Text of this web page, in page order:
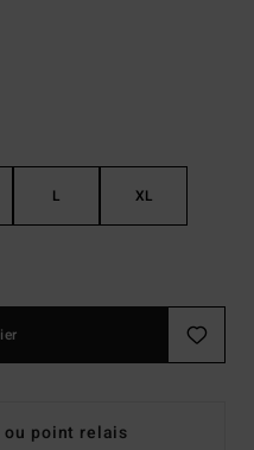
L XL
point relais